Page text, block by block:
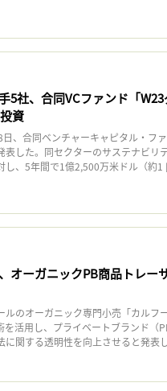
5社、合同VCファンド「
資
、合同ベンチャーキャピタル・フ
表した。同セクターのサステナビリ
し、5年間で1億2,500万米ドル（約
オーガニックPB商品トレー
のオーガニック専門小売「カルフ
を活用し、プライベートブランド（
に関する透明性を向上させると発表